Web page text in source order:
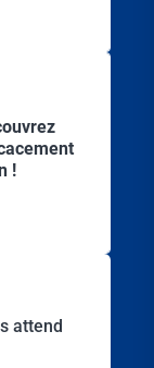
!
attend